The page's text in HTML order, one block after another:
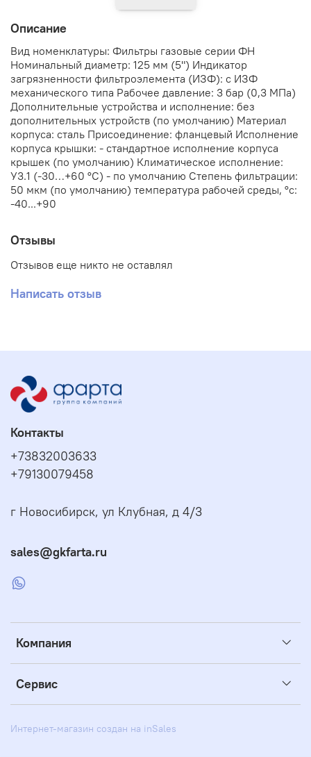
Описание
Вид номенклатуры: Фильтры газовые серии ФН
Номинальный диаметр: 125 мм (5") Индикатор
загрязненности фильтроэлемента (ИЗФ): с ИЗФ
механического типа Рабочее давление: 3 бар (0,3 МПа)
Дополнительные устройства и исполнение: без
дополнительных устройств (по умолчанию) Материал
корпуса: сталь Присоединение: фланцевый Исполнение
корпуса крышки: - стандартное исполнение корпуса
крышек (по умолчанию) Климатическое исполнение:
У3.1 (-30…+60 °С) - по умолчанию Степень фильтрации:
50 мкм (по умолчанию) температура рабочей среды, °с:
-40...+90
Отзывы
Отзывов еще никто не оставлял
Написать отзыв
Компания
Сервис
Контакты
+73832003633
+79130079458
г Новосибирск, ул Клубная, д 4/3
sales@gkfarta.ru
Интернет-магазин создан на inSales